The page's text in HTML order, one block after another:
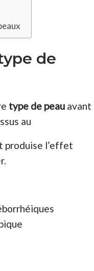
de
type de peau avant
au
produise l’effet